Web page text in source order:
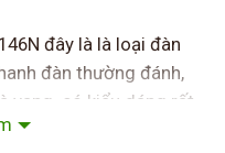
đây là là loại đàn
đàn thường đánh,
vang. có kiểu dáng rất
trọng mà không kém